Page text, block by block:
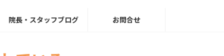
院長・スタッフブログ お問合せ